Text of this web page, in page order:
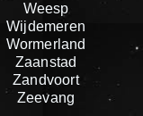
Weesp
Wijdemeren
Wormerland
Zaanstad
Zandvoort
Zeevang